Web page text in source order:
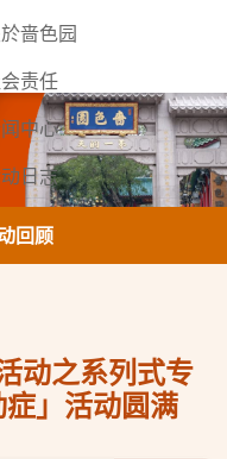
啬色园
责任
中心
日志
我们
回顾
动之系列式专
」活动圆满